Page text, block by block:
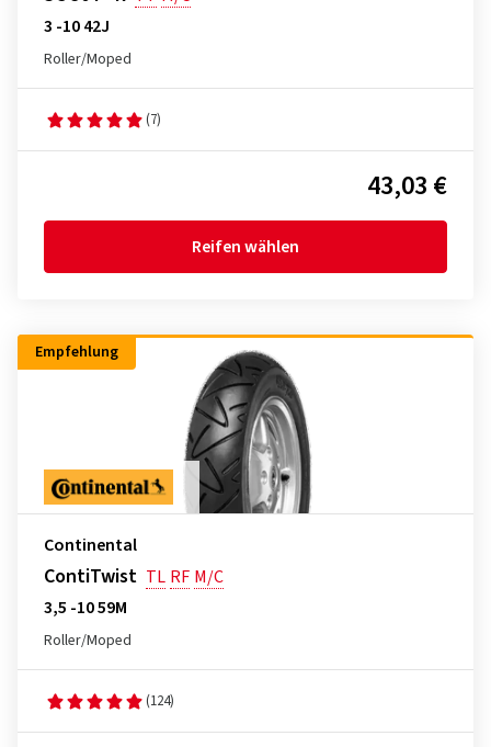
3 -10 42J
Roller/Moped
(7)
43,03 €
Reifen wählen
Empfehlung
Continental
ContiTwist TL RF M/C
3,5 -10 59M
Roller/Moped
(124)